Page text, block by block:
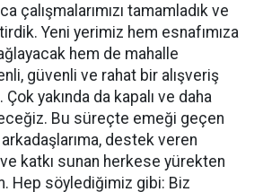
çalışmalarımızı tamamladık ve
Yeni yerimiz hem esnafımıza
hem de mahalle
güvenli ve rahat bir alışveriş
yakında da kapalı ve daha
Bu süreçte emeği geçen
destek veren
ve katkı sunan herkese yürekten
Hep söylediğimiz gibi: Biz